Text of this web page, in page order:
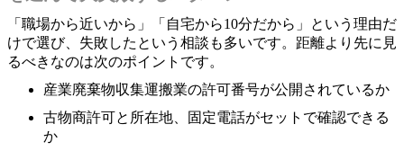
「職場から近いから」「自宅から10分だから」という理由だ
けで選び、失敗したという相談も多いです。距離より先に見
るべきなのは次のポイントです。
産業廃棄物収集運搬業の許可番号が公開されているか
古物商許可と所在地、固定電話がセットで確認できる
か